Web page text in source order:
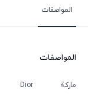
المواصفات
المواصفات
ماركة Dior